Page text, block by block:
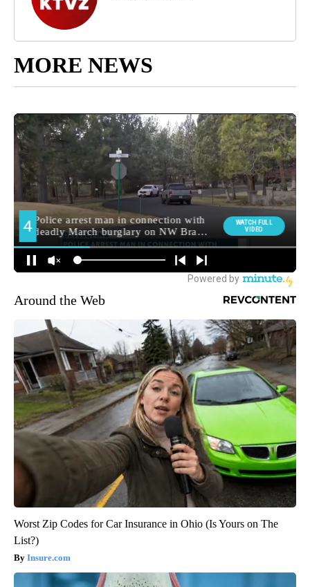
MORE NEWS
Around the Web
Worst Zip Codes for Car Insurance in Ohio (Is Yours on The
List?)
Insure.com